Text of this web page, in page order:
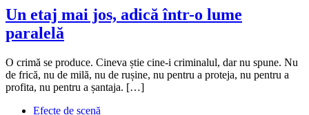
Un etaj mai jos, adică într-o lume
paralelă
31
august
201631
2016
O crimă se produce. Cineva știe cine-i criminalul, dar nu spune. Nu
de frică, nu de milă, nu de rușine, nu pentru a proteja, nu pentru a
profita, nu pentru a șantaja. […]
Efecte de scenă